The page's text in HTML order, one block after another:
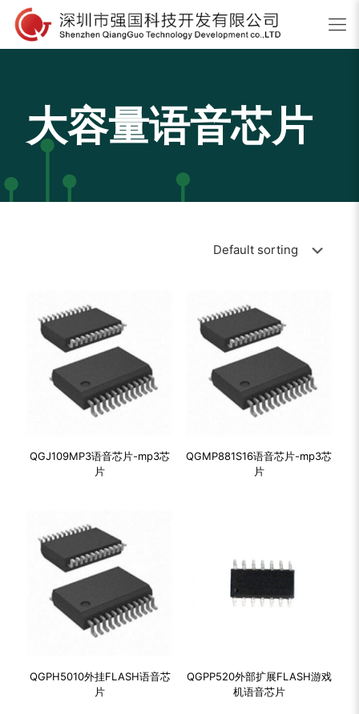
大容量语音芯片
QGJ109MP3语音芯片-mp3芯
片
QGMP881S16语音芯片-mp3芯
片
QGPH5010外挂FLASH语音芯
片
QGPP520外部扩展FLASH游戏
机语音芯片